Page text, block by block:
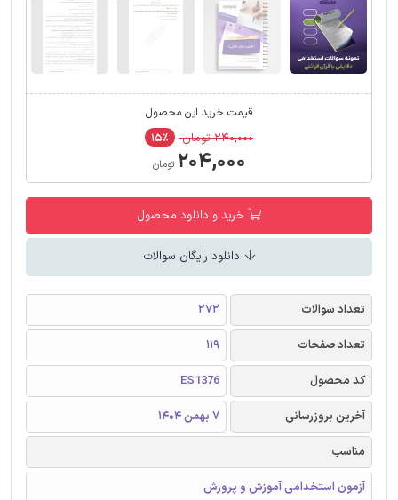
قیمت خرید این محصول
۲۴۰,۰۰۰ تومان ۱۵٪
۲۰۴,۰۰۰ تومان
خرید و دانلود محصول
دانلود رایگان سوالات
تعداد سوالات
272
تعداد صفحات
119
کد محصول
ES1376
آخرین بروزرسانی
7 بهمن 1404
مناسب
آزمون استخدامی آموزش و پرورش